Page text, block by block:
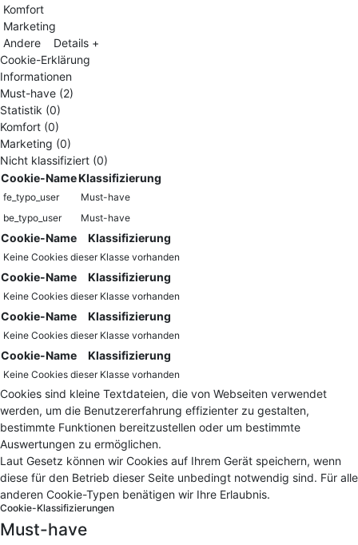
Komfort
Marketing
Andere
Details +
Cookie-Erklärung
Informationen
Must-have (2)
Statistik (0)
Komfort (0)
Marketing (0)
Nicht klassifiziert (0)
Cookie-NameKlassifizierung
fe_typo_user
Must-have
be_typo_user
Must-have
Cookie-Name Klassifizierung
Keine Cookies dieser Klasse vorhanden
Cookie-Name Klassifizierung
Keine Cookies dieser Klasse vorhanden
Cookie-Name Klassifizierung
Keine Cookies dieser Klasse vorhanden
Cookie-Name Klassifizierung
Keine Cookies dieser Klasse vorhanden
Cookies sind kleine Textdateien, die von Webseiten verwendet
werden, um die Benutzererfahrung effizienter zu gestalten,
bestimmte Funktionen bereitzustellen oder um bestimmte
Auswertungen zu ermöglichen.
Laut Gesetz können wir Cookies auf Ihrem Gerät speichern, wenn
diese für den Betrieb dieser Seite unbedingt notwendig sind. Für alle
anderen Cookie-Typen benätigen wir Ihre Erlaubnis.
Cookie-Klassifizierungen
Must-have